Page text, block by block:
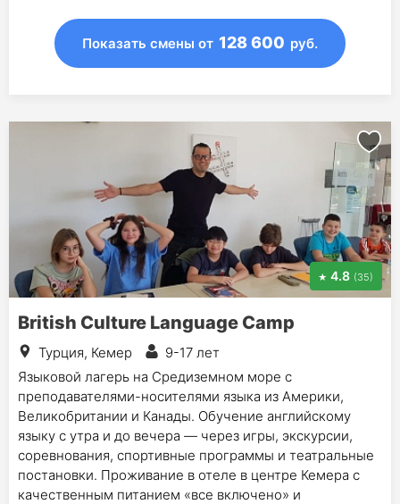
Показать смены от 128 600 руб.
4.8 (35)
British Culture Language Camp
Турция, Кемер
9-17 лет
Языковой лагерь на Средиземном море с
преподавателями-носителями языка из Америки,
Великобритании и Канады. Обучение английскому
языку с утра и до вечера — через игры, экскурсии,
соревнования, спортивные программы и театральные
постановки. Проживание в отеле в центре Кемера с
качественным питанием «все включено» и